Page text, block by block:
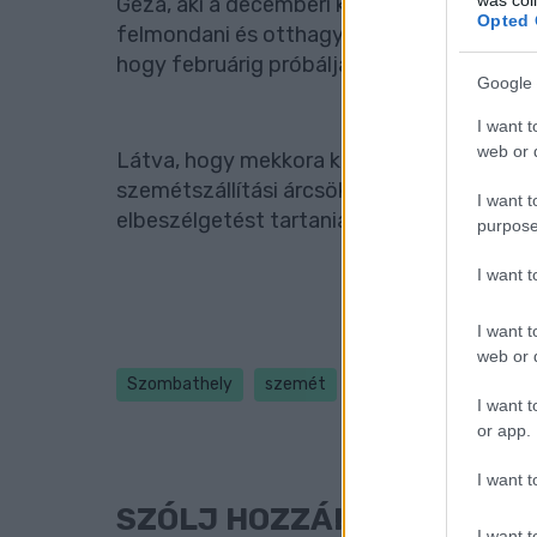
Opted
Google
I want
web or
I want
I want
I want
web or
I want
or app.
I want
felmondani és otthagyni a SZOMHULL
hogy februárig próbálják meg megtalálni
Látva, hogy mekkora kudarctörténetet
szemétszállítási árcsökkenés, nem
elbeszélgetést tartania az
Szombathely szemét
SZÓLJ HOZZÁ!